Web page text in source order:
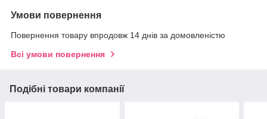
Умови повернення
Повернення товару впродовж 14 днів за домовленістю
Всі умови повернення
Подібні товари компанії